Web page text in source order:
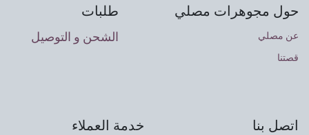
حول مجوهرات مصلي
عن مصلي
قصتنا
طلبات
الشحن و التوصيل
اتصل بنا خدمة العملاء